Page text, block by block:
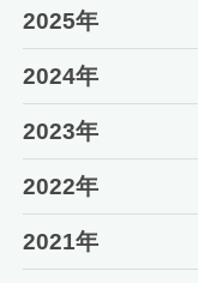
2025年
2024年
2023年
2022年
2021年